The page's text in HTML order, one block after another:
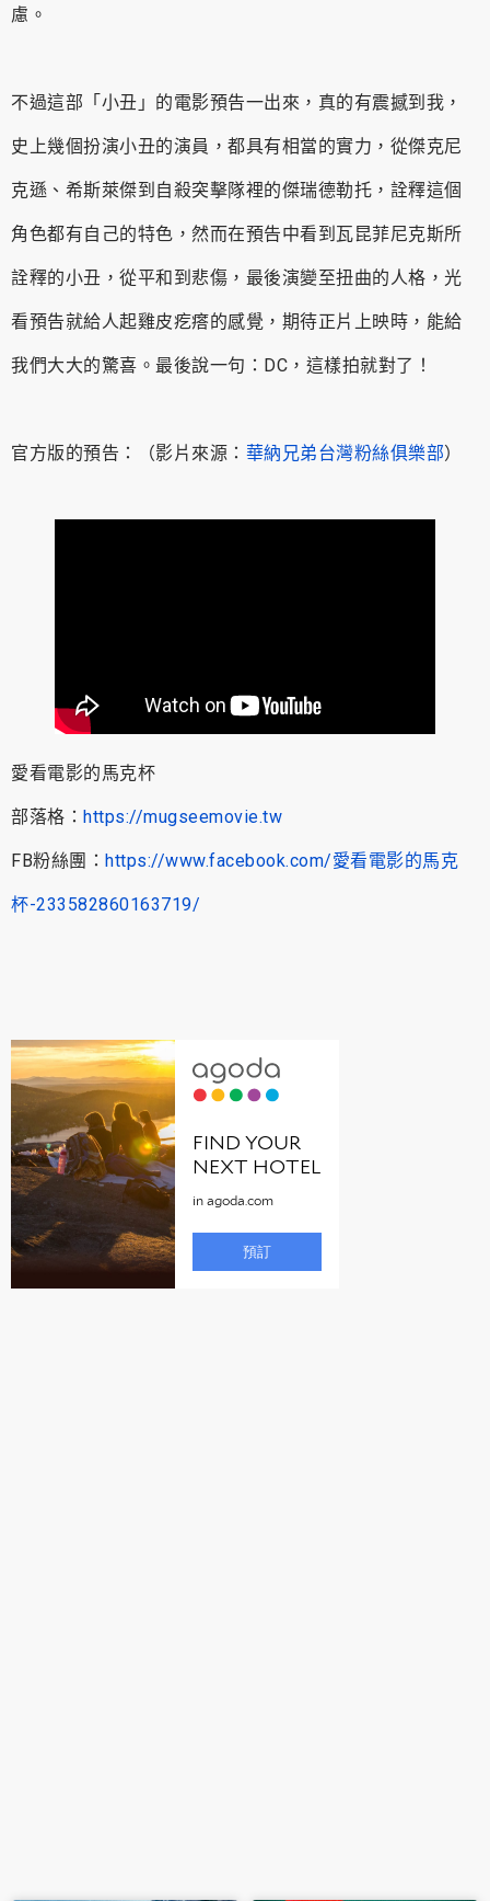
慮。
不過這部「小丑」的電影預告一出來，真的有震撼到我，
史上幾個扮演小丑的演員，都具有相當的實力，從傑克尼
克遜、希斯萊傑到自殺突擊隊裡的傑瑞德勒托，詮釋這個
角色都有自己的特色，然而在預告中看到瓦昆菲尼克斯所
詮釋的小丑，從平和到悲傷，最後演變至扭曲的人格，光
看預告就給人起雞皮疙瘩的感覺，期待正片上映時，能給
我們大大的驚喜。最後說一句：DC，這樣拍就對了！
官方版的預告：（影片來源： 華納兄弟台灣粉絲俱樂部）
愛看電影的馬克杯
部落格： https://mugseemovie.tw
FB粉絲團： https://www.facebook.com/愛看電影的馬克
杯-233582860163719/